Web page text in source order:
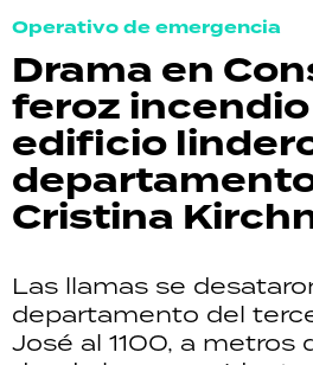
Operativo de emergencia
Drama en
feroz
edificio
Cristina
Las llamas se
departamento del
José al 1100, a metros